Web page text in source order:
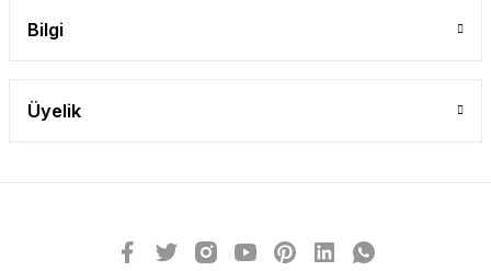
Bilgi
Üyelik